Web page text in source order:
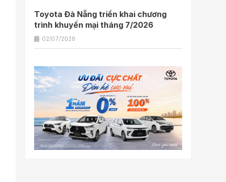
Toyota Đà Nẵng triển khai chương
trình khuyến mại tháng 7/2026
02/07/2026